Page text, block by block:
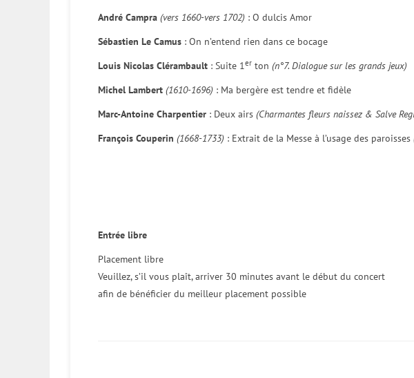
André Campra (vers 1660-vers 1702) : O dulcis Amor
Sébastien Le Camus : On n’entend rien dans ce bocage
Louis Nicolas Clérambault : Suite 1er ton (n°7. Dialogue sur les grands jeux)
Michel Lambert (1610-1696) : Ma bergère est tendre et fidèle
Marc-Antoine Charpentier : Deux airs (Charmantes fleurs naissez & Salve
François Couperin (1668-1733) : Extrait de la Messe à l’usage des paroisses
Entrée libre
Placement libre
Veuillez, s’il vous plaît, arriver 30 minutes avant le début du concert
afin de bénéficier du meilleur placement possible